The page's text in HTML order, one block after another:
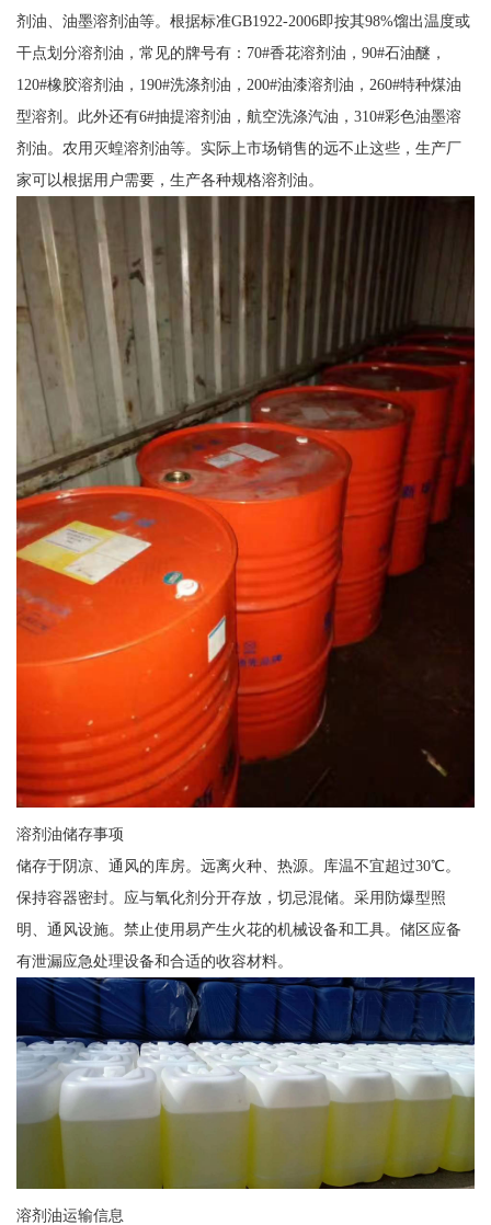
剂油、油墨溶剂油等。根据标准GB1922-2006即按其98%馏出温度或
干点划分溶剂油，常见的牌号有：70#香花溶剂油，90#石油醚，
120#橡胶溶剂油，190#洗涤剂油，200#油漆溶剂油，260#特种煤油
型溶剂。此外还有6#抽提溶剂油，航空洗涤汽油，310#彩色油墨溶
剂油。农用灭蝗溶剂油等。实际上市场销售的远不止这些，生产厂
家可以根据用户需要，生产各种规格溶剂油。
溶剂油储存事项
储存于阴凉、通风的库房。远离火种、热源。库温不宜超过30℃。
保持容器密封。应与氧化剂分开存放，切忌混储。采用防爆型照
明、通风设施。禁止使用易产生火花的机械设备和工具。储区应备
有泄漏应急处理设备和合适的收容材料。
溶剂油运输信息